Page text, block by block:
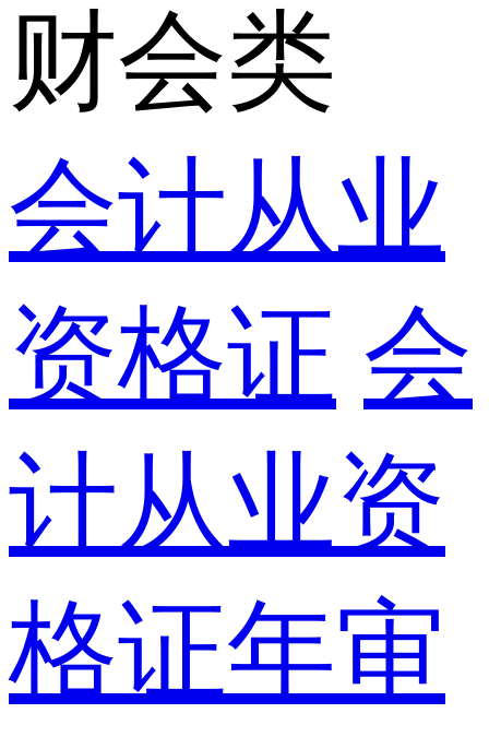
财会类
会计从业
资格证 会
计从业资
格证年审